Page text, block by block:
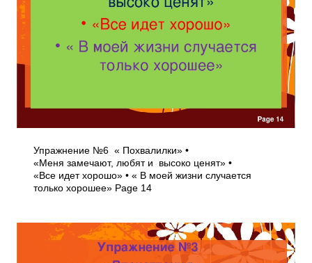
Упражнение №6 « Похвалилки» •
«Меня замечают, любят и высоко ценят» •
«Все идет хорошо» • « В моей жизни случается
только хорошее» Page 14